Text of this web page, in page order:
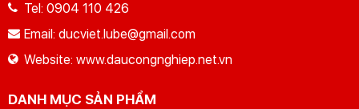
GỬI YÊU CẦU
Tel: 0904 110 426
Email: ducviet.lube@gmail.com
Website: www.daucongnghiep.net.vn
DANH MỤC SẢN PHẨM